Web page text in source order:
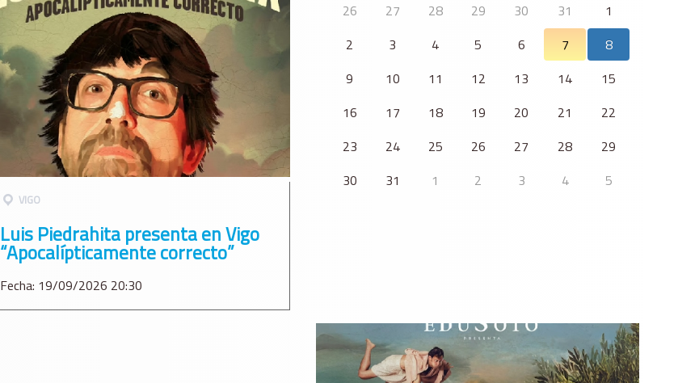
26 27 28 29 30 31
1
2
3 4 5 6 7
8
9
10 11 12 13 14
15
16
17 18 19 20 21
22
23
24 25 26 27 28
29
30
31 1 2 3 4 5
VIGO
Luis Piedrahita presenta en Vigo
“Apocalípticamente correcto”
Fecha: 19/09/2026 20:30